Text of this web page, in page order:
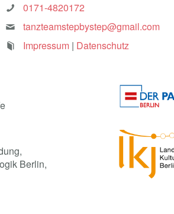
0171-4820172
tanzteamstepbystep@gmail.com
Impressum | Datenschutz
Berlin,